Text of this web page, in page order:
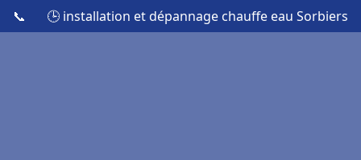
📞 🕒 installation et dépannage chauffe eau Sorbiers